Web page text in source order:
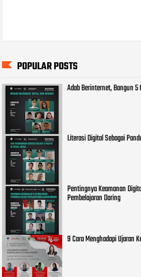
POPULAR POSTS
Adab Berinternet, Bangun
Literasi Digital Sebagai
Pentingnya Keamanan
Pembelajaran Daring
9 Cara Menghadapi Ujaran